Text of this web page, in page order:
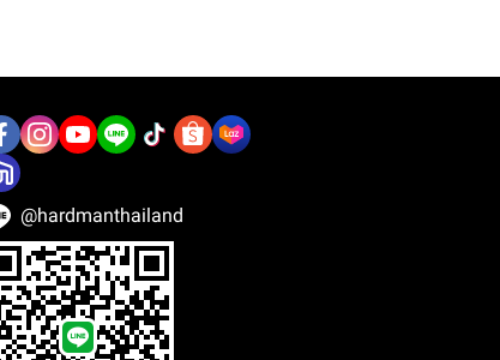
@hardmanthailand